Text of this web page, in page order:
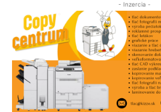
- Inzercia -